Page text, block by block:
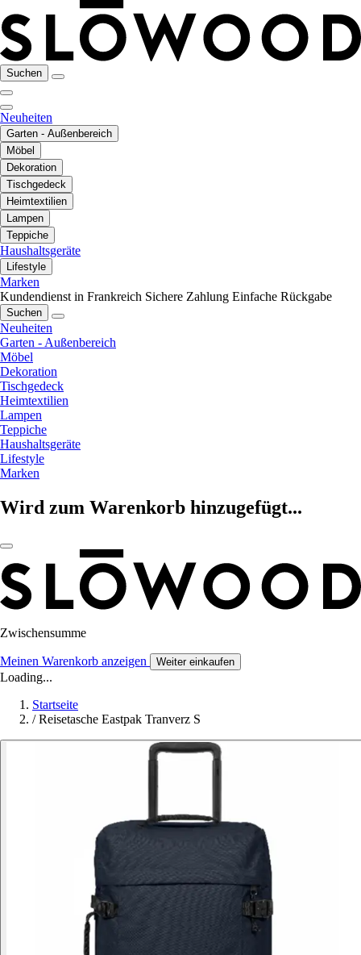
Suchen
Neuheiten
Garten - Außenbereich
Möbel
Dekoration
Tischgedeck
Heimtextilien
Lampen
Teppiche
Haushaltsgeräte
Lifestyle
Marken
Kundendienst in Frankreich Sichere Zahlung Einfache Rückgabe
Suchen
Neuheiten
Garten - Außenbereich
Möbel
Dekoration
Tischgedeck
Heimtextilien
Lampen
Teppiche
Haushaltsgeräte
Lifestyle
Marken
Wird zum Warenkorb hinzugefügt...
Zwischensumme
Meinen Warenkorb anzeigen Weiter einkaufen
Loading...
Startseite
/ Reisetasche Eastpak Tranverz S